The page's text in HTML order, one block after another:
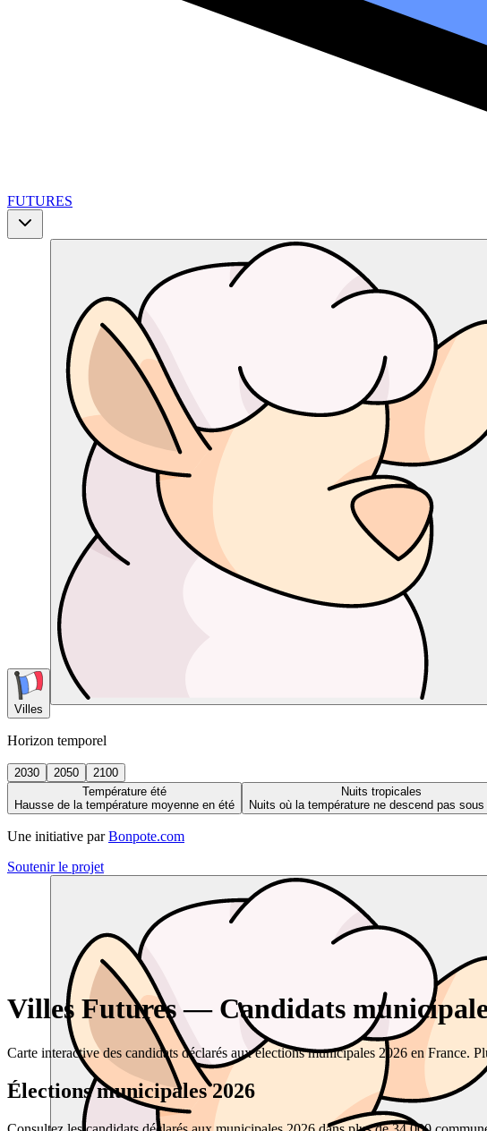
FUTURES
Villes
Horizon temporel
2030 2050
2100
Température été
Hausse de la température moyenne en été
Nuits tropicales
Nuits où la température ne descend pas sous
Une initiative par Bonpote.com
Soutenir le projet
Villes Futures — Candidats
Carte interactive des candidats déclarés aux élections municipales 2026 en France.
Élections municipales 2026